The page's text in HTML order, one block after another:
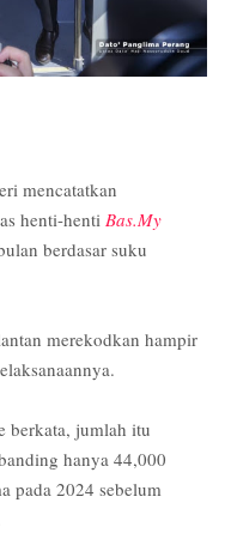
mencatatkan
henti-henti Bas.My
berdasar suku
merekodkan hampir
berkata, jumlah itu
hanya 44,000
pada 2024 sebelum